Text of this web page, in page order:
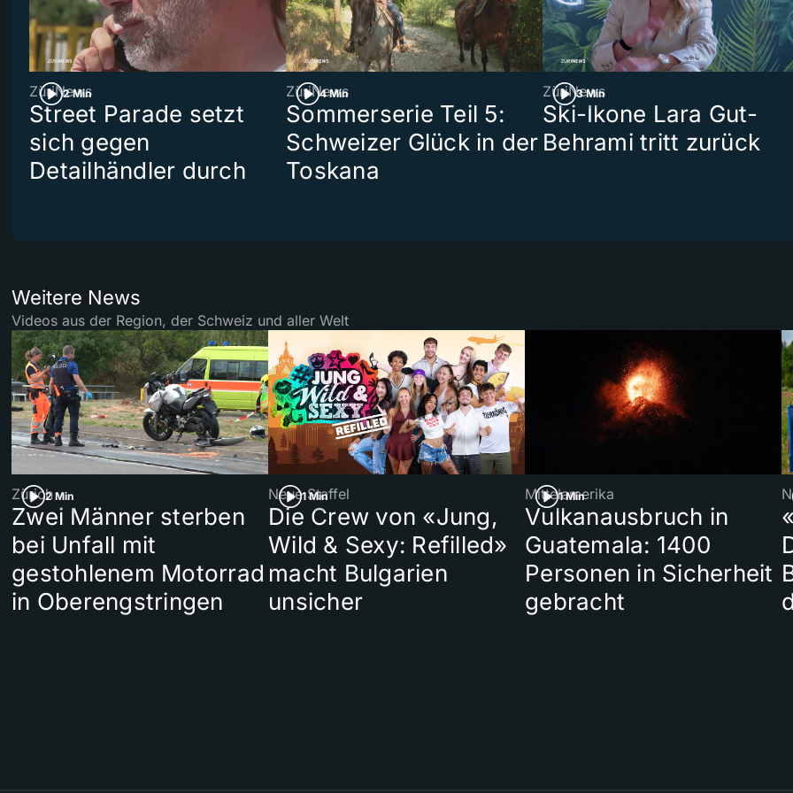
2 Min
ZüriNews
Street Parade setzt
sich gegen
Detailhändler durch
4 Min
ZüriNews
Sommerserie Teil 5:
Schweizer Glück in der
Toskana
3 Min
ZüriNews
Ski-Ikone Lara Gut-
Behrami tritt zurück
Weitere News
Videos aus der Region, der Schweiz und aller Welt
2 Min
Zürich
Zwei Männer sterben
bei Unfall mit
gestohlenem Motorrad
in Oberengstringen
1 Min
Neue Staffel
Die Crew von «Jung,
Wild & Sexy: Refilled»
macht Bulgarien
unsicher
1 Min
Mittelamerika
Vulkanausbruch in
Guatemala: 1400
Personen in Sicherheit
gebracht